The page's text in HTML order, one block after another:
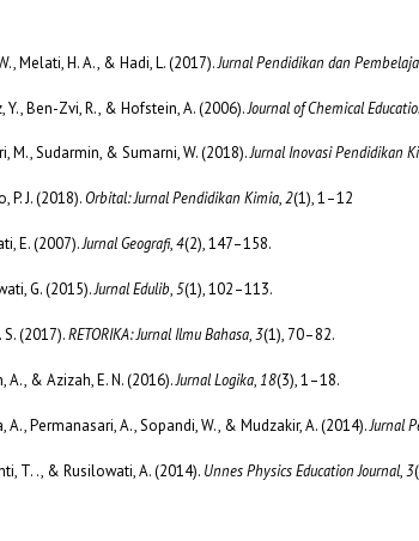
Melati, H. A., & Hadi, L. (2017).Jurnal Pendidikan dan
Y., Ben-Zvi, R., & Hofstein, A. (2006).Journal of Chemical
M., Sudarmin, & Sumarni, W. (2018).Jurnal Inovasi Pendidikan
P. J. (2018). Orbital: Jurnal Pendidikan Kimia,2(1), 1–12
E. (2007).Jurnal Geografi,4(2), 147–158.
G. (2015).Jurnal Edulib,5(1), 102–113.
S. (2017).RETORIKA: Jurnal Ilmu Bahasa,3(1), 70–82.
A., & Azizah, E. N. (2016).Jurnal Logika,18(3), 1–18.
A., Permanasari, A., Sopandi, W., & Mudzakir, A. (2014).Jurnal
T. ., & Rusilowati, A. (2014). Unnes Physics Education Journal,3